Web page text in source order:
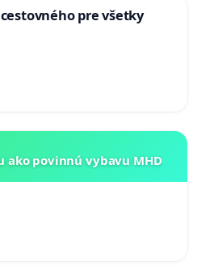
pre všetky
ako povinnú vybavu MHD